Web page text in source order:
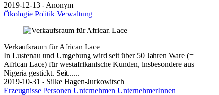
2019-12-13 - Anonym
Ökologie Politik Verwaltung
Verkaufsraum für African Lace
In Lustenau und Umgebung wird seit über 50 Jahren Ware (=
African Lace) für westafrikanische Kunden, insbesondere aus
Nigeria gestickt. Seit......
2019-10-31 - Silke Hagen-Jurkowitsch
Erzeugnisse Personen Unternehmen UnternehmerInnen